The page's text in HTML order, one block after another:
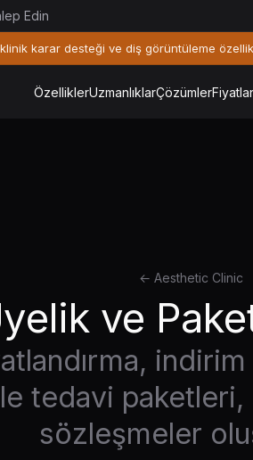
Edin
karar desteği ve diş görüntüleme
ÖzelliklerUzmanlıklarÇözümler
← Aesthetic Clinic
ve
tedavi
sözleşmeler